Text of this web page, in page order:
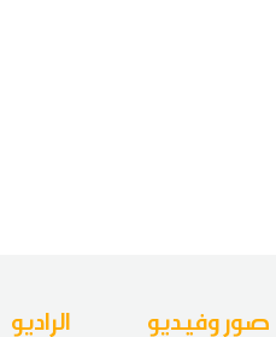
الراديو صور وفيديو